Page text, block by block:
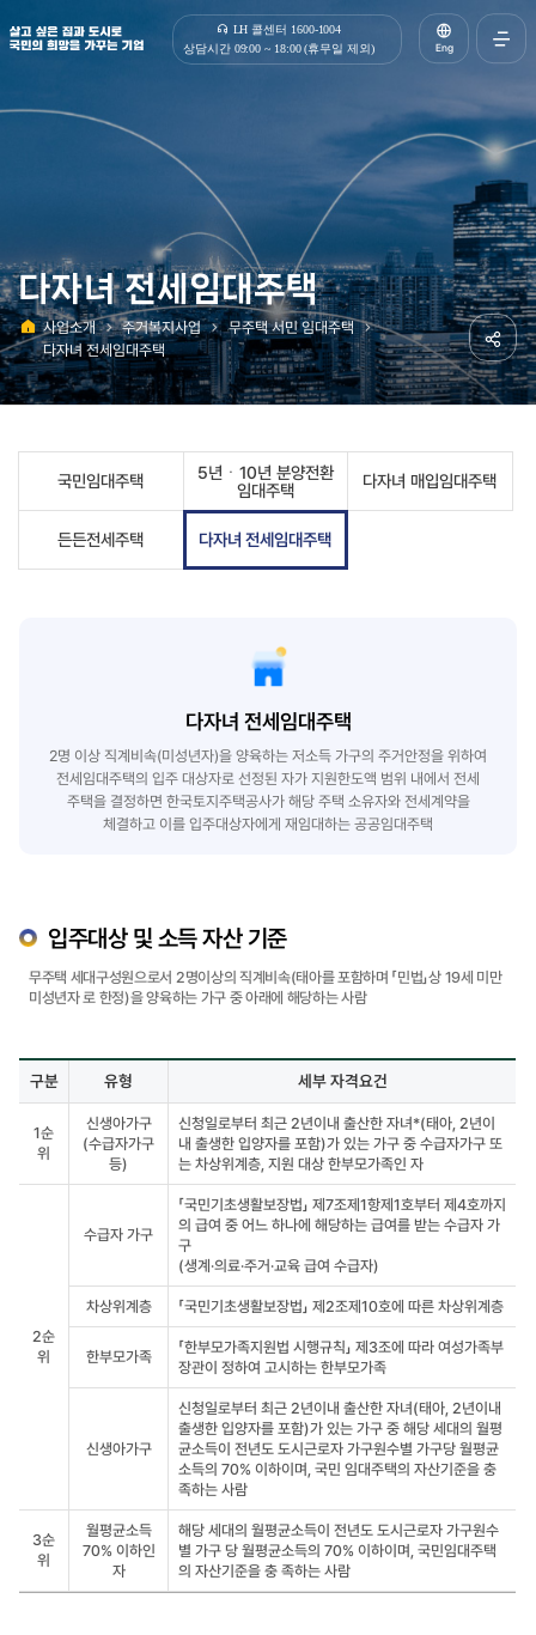
살고 싶은 집과 도시로 국민의 희망을 가꾸는 기업 | 한국토지주택공사
LH 콜센터 1600-1004
상담시간 09:00 ~ 18:00 (휴무일 제외)
Eng
열기
다자녀 전세임대주택
홈
사업소개 주거복지사업
무주택 서민 임대주택
다자녀 전세임대주택
공유
국민임대주택
5년ㆍ10년 분양전환
임대주택
다자녀 매입임대주택
든든전세주택 다자녀 전세임대주택
다자녀 전세임대주택
2명 이상 직계비속(미성년자)을 양육하는 저소득 가구의 주거안정을 위하여
전세임대주택의 입주 대상자로 선정된 자가 지원한도액 범위 내에서 전세
주택을 결정하면 한국토지주택공사가 해당 주택 소유자와 전세계약을
체결하고 이를 입주대상자에게 재임대하는 공공임대주택
입주대상 및 소득 자산 기준
무주택 세대구성원으로서 2명이상의 직계비속(태아를 포함하며 「민법」상 19세 미만
미성년자 로 한정)을 양육하는 가구 중 아래에 해당하는 사람
소득
정보를
제공
구분 유형 세부 자격요건
1순
위
신생아가구
(수급자가구
등)
신청일로부터 최근 2년이내 출산한 자녀*(태아, 2년이
내 출생한 입양자를 포함)가 있는 가구 중 수급자가구 또
는 차상위계층, 지원 대상 한부모가족인 자
2순
위
수급자 가구
「국민기초생활보장법」 제7조제1항제1호부터 제4호까지
의 급여 중 어느 하나에 해당하는 급여를 받는 수급자 가
구
(생계·의료·주거·교육 급여 수급자)
차상위계층 「국민기초생활보장법」 제2조제10호에 따른 차상위계층
한부모가족
「한부모가족지원법 시행규칙」 제3조에 따라 여성가족부
장관이 정하여 고시하는 한부모가족
신생아가구
신청일로부터 최근 2년이내 출산한 자녀(태아, 2년이내
출생한 입양자를 포함)가 있는 가구 중 해당 세대의 월평
균소득이 전년도 도시근로자 가구원수별 가구당 월평균
소득의 70% 이하이며, 국민 임대주택의 자산기준을 충
족하는 사람
3순
위
월평균소득
70% 이하인
자
해당 세대의 월평균소득이 전년도 도시근로자 가구원수
별 가구 당 월평균소득의 70% 이하이며, 국민임대주택
의 자산기준을 충 족하는 사람